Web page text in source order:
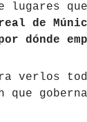
lugares
de
dónde
verlos
que